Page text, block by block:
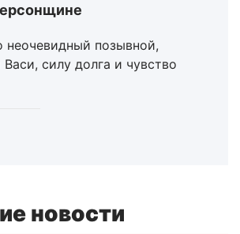
неочевидный позывной,
силу долга и чувство
новости